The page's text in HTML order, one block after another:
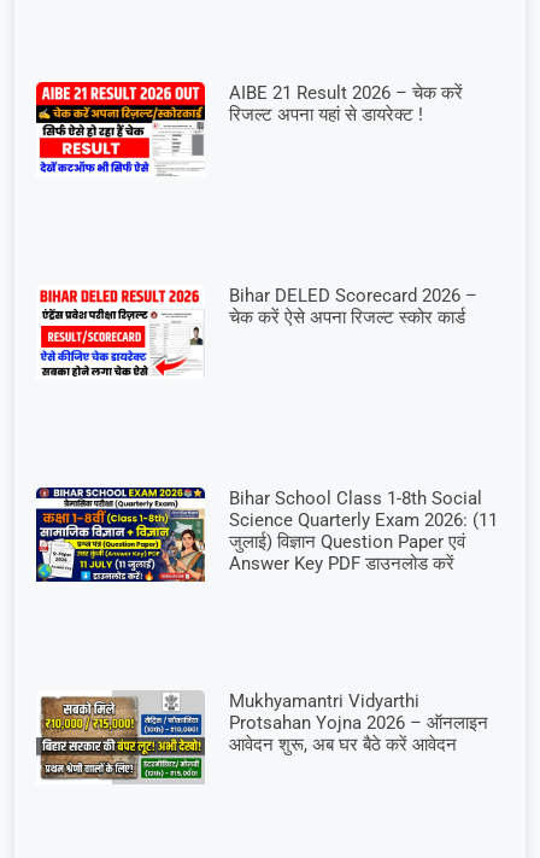
AIBE 21 Result 2026 – चेक करें
रिजल्ट अपना यहां से डायरेक्ट !
Bihar DELED Scorecard 2026 –
चेक करें ऐसे अपना रिजल्ट स्कोर कार्ड
Bihar School Class 1-8th Social
Science Quarterly Exam 2026: (11
जुलाई) विज्ञान Question Paper एवं
Answer Key PDF डाउनलोड करें
Mukhyamantri Vidyarthi
Protsahan Yojna 2026 – ऑनलाइन
आवेदन शुरू, अब घर बैठे करें आवेदन